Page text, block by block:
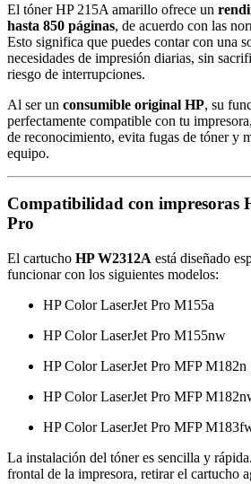
El tóner HP 215A amarillo ofrece un
hasta 850 páginas, de acuerdo con las
Esto significa que puedes contar con una
necesidades de impresión diarias, sin
riesgo de interrupciones.
Al ser un consumible original HP, su
perfectamente compatible con tu
de reconocimiento, evita fugas de tóner y
equipo.
Compatibilidad con impresoras
Pro
El cartucho HP W2312A está diseñado
funcionar con los siguientes modelos:
HP Color LaserJet Pro M155a
HP Color LaserJet Pro M155nw
HP Color LaserJet Pro MFP M182n
HP Color LaserJet Pro MFP
HP Color LaserJet Pro MFP
La instalación del tóner es sencilla y
frontal de la impresora, retirar el cartucho